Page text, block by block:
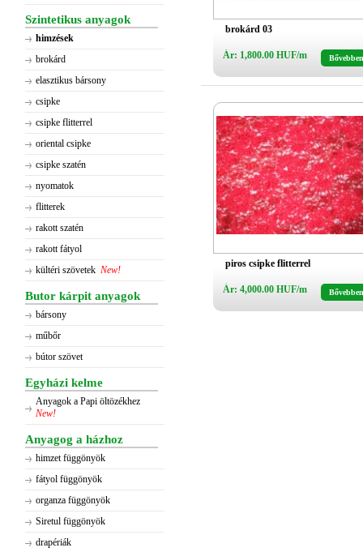
Szintetikus anyagok
himzések
brokárd
elasztikus bársony
csipke
csipke flitterrel
oriental csipke
csipke szatén
nyomatok
flitterek
rakott szatén
rakott fátyol
kültéri szövetek New!
Butor kárpit anyagok
bársony
műbőr
bútor szövet
Egyházi kelme
Anyagok a Papi öltözékhez
New!
Anyagog a házhoz
himzet függönyök
fátyol függönyök
organza függönyök
Siretul függönyök
drapériák
brokárd 03
Ár: 1,800.00 HUF/m Bővebben
piros csipke flitterrel
Ár: 4,000.00 HUF/m Bővebben